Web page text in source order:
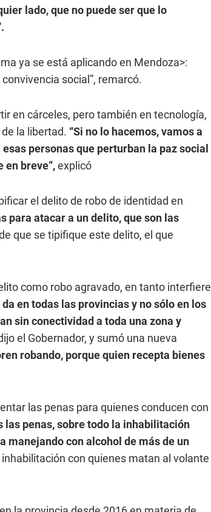
lado, que no puede ser que lo
ya se está aplicando en Mendoza>:
social”, remarcó.
en cárceles, pero también en tecnología,
la libertad. “Si no lo hacemos, vamos a
personas que perturban la paz social
en breve”,explicó
el delito de robo de identidad en
para atacar a un delito, que son las
que se tipifique este delito, el que
como robo agravado, en tanto interfiere
en todas las provincias y no sólo en los
sin conectividad a toda una zona y
el Gobernador, y sumó una nueva
robando, porque quien recepta bienes
las penas para quienes conducen con
las penas, sobre todo la inhabilitación
manejando con alcohol de más de un
con quienes matan al volante